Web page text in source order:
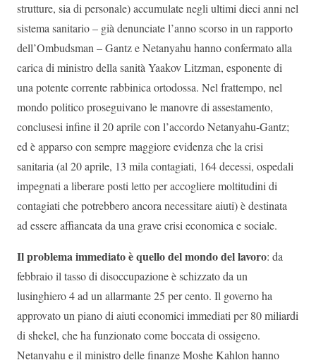
strutture, sia di personale) accumulate negli ultimi dieci anni nel
sistema sanitario – già denunciate l’anno scorso in un rapporto
dell’Ombudsman – Gantz e Netanyahu hanno confermato alla
carica di ministro della sanità Yaakov Litzman, esponente di
una potente corrente rabbinica ortodossa. Nel frattempo, nel
mondo politico proseguivano le manovre di assestamento,
conclusesi infine il 20 aprile con l’accordo Netanyahu-Gantz;
ed è apparso con sempre maggiore evidenza che la crisi
sanitaria (al 20 aprile, 13 mila contagiati, 164 decessi, ospedali
impegnati a liberare posti letto per accogliere moltitudini di
contagiati che potrebbero ancora necessitare aiuti) è destinata
ad essere affiancata da una grave crisi economica e sociale.
Il problema immediato è quello del mondo del lavoro: da
febbraio il tasso di disoccupazione è schizzato da un
lusinghiero 4 ad un allarmante 25 per cento. Il governo ha
approvato un piano di aiuti economici immediati per 80 miliardi
di shekel, che ha funzionato come boccata di ossigeno.
Netanyahu e il ministro delle finanze Moshe Kahlon hanno